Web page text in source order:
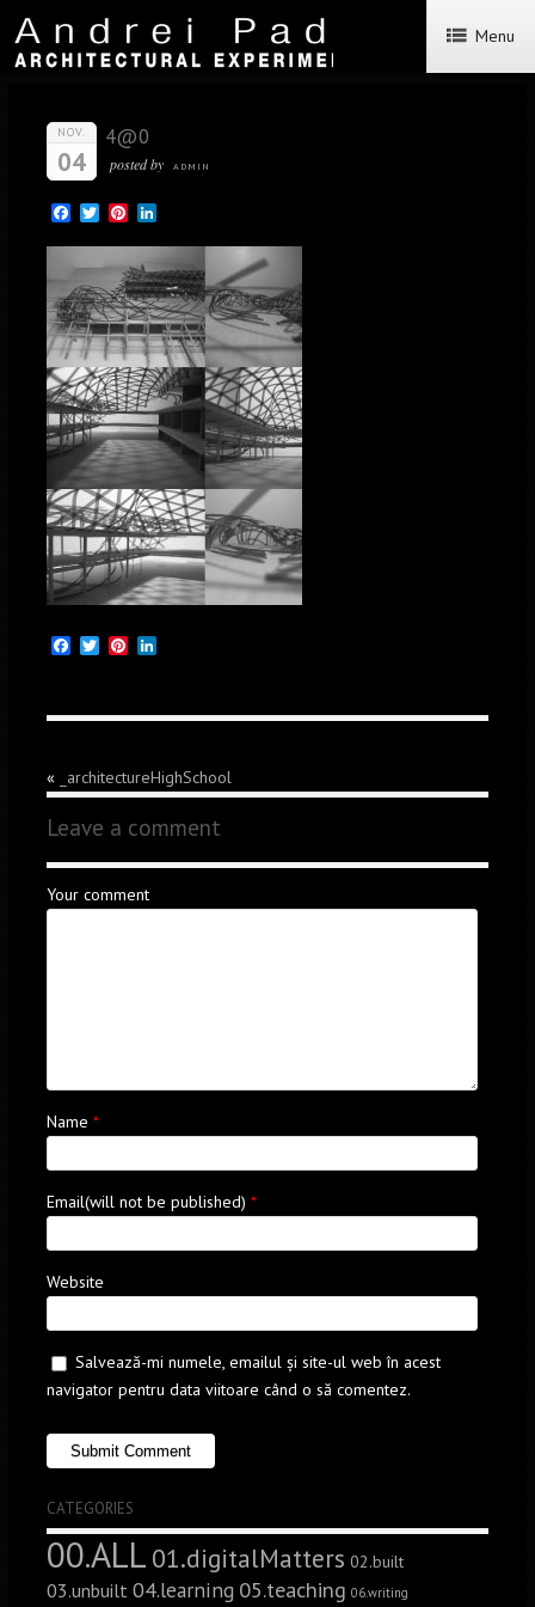
Menu
NOV.
04
4@0
posted by ADMIN
Facebook
TwitterPinterest
LinkedIn
Facebook
TwitterPinterest
LinkedIn
« _architectureHighSchool
Leave a comment
Your comment
Name *
Email(will not be published) *
Website
Salvează-mi numele, emailul și site-ul web în acest
navigator pentru data viitoare când o să comentez.
CATEGORIES
00.ALL 01.digitalMatters 02.built
03.unbuilt 04.learning 05.teaching 06.writing